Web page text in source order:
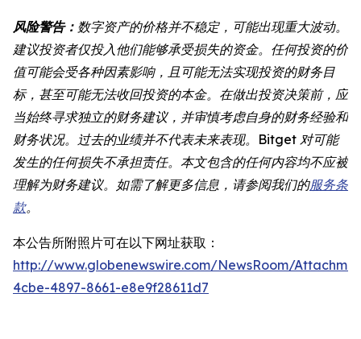
风险警告： 数字资产的价格并不稳定，可能出现重大波动。
建议投资者仅投入他们能够承受损失的资金。任何投资的价
值可能会受各种因素影响，且可能无法实现投资的财务目
标，甚至可能无法收回投资的本金。在做出投资决策前，应
当始终寻求独立的财务建议，并审慎考虑自身的财务经验和
财务状况。过去的业绩并不代表未来表现。Bitget 对可能
发生的任何损失不承担责任。本文包含的任何内容均不应被
理解为财务建议。如需了解更多信息，请参阅我们的服务条
款。
本公告所附照片可在以下网址获取：
http://www.globenewswire.com/NewsRoom/
4cbe-4897-8661-e8e9f28611d7